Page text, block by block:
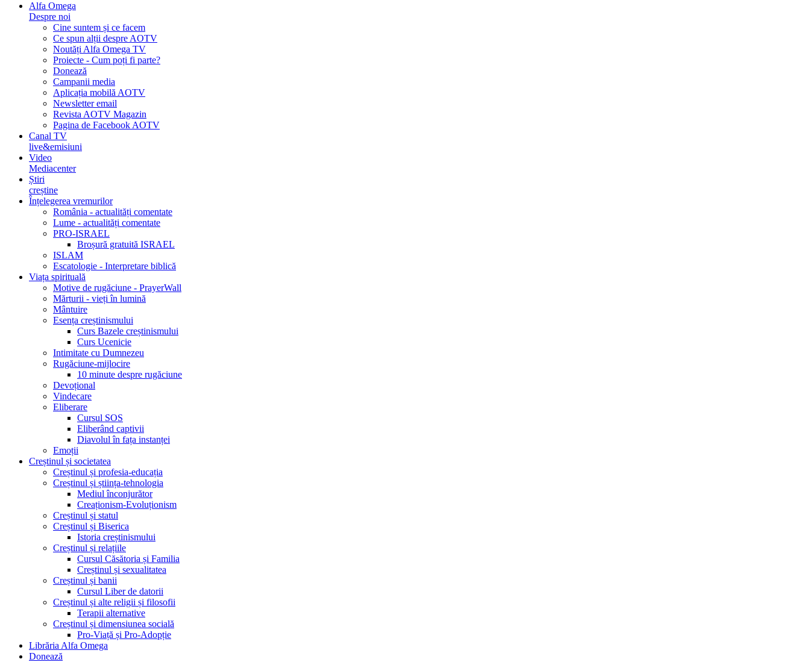
Alfa Omega
Despre noi
Cine suntem și ce facem
Ce spun alții despre AOTV
Noutăți Alfa Omega TV
Proiecte - Cum poți fi parte?
Donează
Campanii media
Aplicația mobilă AOTV
Newsletter email
Revista AOTV Magazin
Pagina de Facebook AOTV
Canal TV
live&emisiuni
Video
Mediacenter
Știri
creștine
Înțelegerea vremurilor
România - actualități comentate
Lume - actualități comentate
PRO-ISRAEL
Broșură gratuită ISRAEL
ISLAM
Escatologie - Interpretare biblică
Viața spirituală
Motive de rugăciune - PrayerWall
Mărturii - vieți în lumină
Mântuire
Esența creștinismului
Curs Bazele creștinismului
Curs Ucenicie
Intimitate cu Dumnezeu
Rugăciune-mijlocire
10 minute despre rugăciune
Devoțional
Vindecare
Eliberare
Cursul SOS
Eliberând captivii
Diavolul în fața instanței
Emoții
Creștinul și societatea
Creștinul și profesia-educația
Creștinul și știința-tehnologia
Mediul înconjurător
Creaționism-Evoluționism
Creștinul și statul
Creștinul și Biserica
Istoria creștinismului
Creștinul și relațiile
Cursul Căsătoria și Familia
Creștinul și sexualitatea
Creștinul și banii
Cursul Liber de datorii
Creștinul și alte religii și filosofii
Terapii alternative
Creștinul și dimensiunea socială
Pro-Viață și Pro-Adopție
Librăria Alfa Omega
Donează